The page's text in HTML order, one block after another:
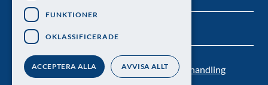
Kontakt Nyhetsbrev
Personuppgiftsbehandling
FUNKTIONER
OKLASSIFICERADE
ACCEPTERA ALLA AVVISA ALLT